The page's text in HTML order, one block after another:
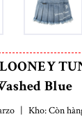
Blue
| Kho:Còn